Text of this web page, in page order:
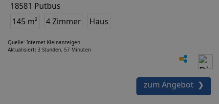
18581 Putbus
145 m²
4 Zimmer Haus
Quelle: Internet-Kleinanzeigen
Aktualisiert: 3 Stunden, 57 Minuten
zum Angebot ❯